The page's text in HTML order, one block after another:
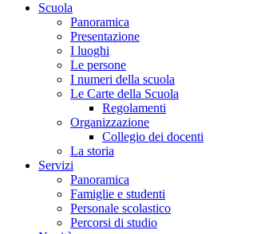
Scuola
Panoramica
Presentazione
I luoghi
Le persone
I numeri della scuola
Le Carte della Scuola
Regolamenti
Organizzazione
Collegio dei docenti
La storia
Servizi
Panoramica
Famiglie e studenti
Personale scolastico
Percorsi di studio